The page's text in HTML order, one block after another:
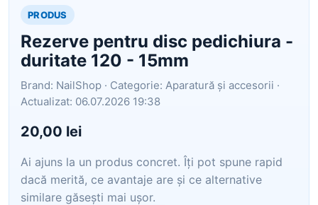
PRODUS
Rezerve pentru disc pedichiura -
duritate 120 - 15mm
Brand: NailShop · Categorie: Aparatură și accesorii ·
Actualizat: 06.07.2026 19:38
20,00 lei
Ai ajuns la un produs concret. Îți pot spune rapid
dacă merită, ce avantaje are și ce alternative
similare găsești mai ușor.